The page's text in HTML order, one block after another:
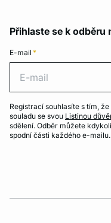
Přihlaste se k odběru
E-mail *
Registrací souhlasíte s tím,
souladu se svou Listinou
sdělení. Odběr můžete
spodní části každého e-mailu.